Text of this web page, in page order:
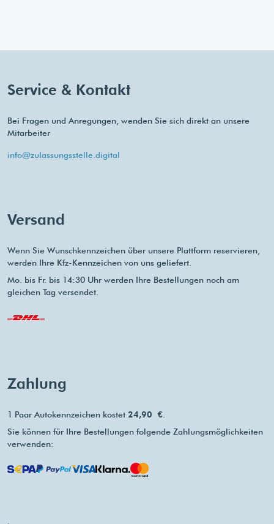
Service & Kontakt
Bei Fragen und Anregungen, wenden Sie sich direkt an unsere
Mitarbeiter
info@zulassungsstelle.digital
Versand
Wenn Sie Wunschkennzeichen über unsere Plattform reservieren,
werden Ihre Kfz-Kennzeichen von uns geliefert.
Mo. bis Fr. bis 14:30 Uhr werden Ihre Bestellungen noch am
gleichen Tag versendet.
Zahlung
1 Paar Autokennzeichen kostet 24,90 €
Sie können für Ihre Bestellungen folgende Zahlungsmöglichkeiten
verwenden: